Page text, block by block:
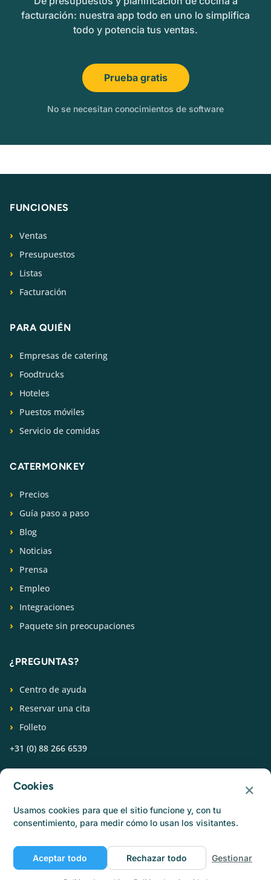
facturación: nuestra app todo en uno lo simplifica
todo y potencia tus ventas.
Prueba gratis
No se necesitan conocimientos de software
FUNCIONES
Ventas
Presupuestos
Listas
Facturación
PARA QUIÉN
Empresas de catering
Foodtrucks
Hoteles
Puestos móviles
Servicio de comidas
CATERMONKEY
Precios
Guía paso a paso
Blog
Noticias
Prensa
Empleo
Integraciones
Paquete sin preocupaciones
¿PREGUNTAS?
Centro de ayuda
Reservar una cita
Folleto
+31 (0) 88 266 6539
© Catermonkey
Cookies ×
Usamos cookies para que el sitio funcione y, con tu
consentimiento, para medir cómo lo usan los visitantes.
Aceptar todo Rechazar todo Gestionar